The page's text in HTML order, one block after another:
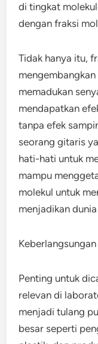
di tingkat
dengan fraksi
Tidak hanya itu,
memadukan
mendapatkan
tanpa efek
seorang gitaris
hati-hati untuk
mampu
molekul untuk
menjadikan
Penting untuk
relevan di
menjadi tulang
besar seperti